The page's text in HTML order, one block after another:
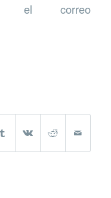
correo